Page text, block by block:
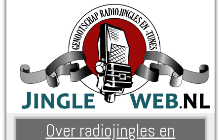
Over radiojingles en